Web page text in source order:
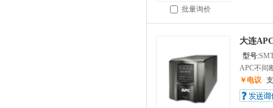
批量询价
大连
型号:
APC不间
￥电议